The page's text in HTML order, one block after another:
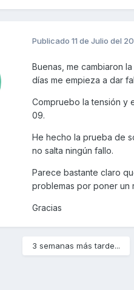
Publicado 11 de Julio del
Buenas, me cambiaron
días me empieza a dar
Compruebo la tensión y
09.
He hecho la prueba de
no salta ningún fallo.
Parece bastante claro
problemas por poner un
Gracias
3 semanas más tarde...